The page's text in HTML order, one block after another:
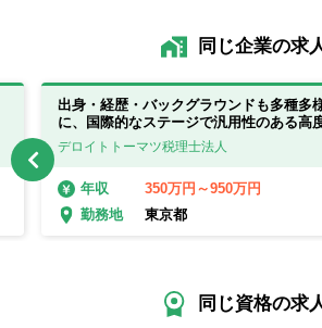
同じ企業の求
出身・経歴・バックグラウンドも多種多
に、国際的なステージで汎用性のある高
ます！
デロイトトーマツ税理士法人
年収
350万円～950万円
勤務地
東京都
同じ資格の求